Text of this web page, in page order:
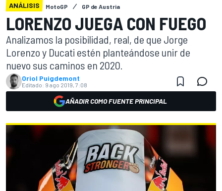
ANÁLISIS MotoGP GP de Austria
LORENZO JUEGA CON FUEGO
Analizamos la posibilidad, real, de que Jorge
Lorenzo y Ducati estén planteándose unir de
nuevo sus caminos en 2020.
Oriol Puigdemont
Editado: 9 ago 2019, 7:08
AÑADIR COMO FUENTE PRINCIPAL